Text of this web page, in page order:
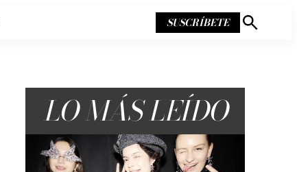
SUSCRÍBETE
Mostrar
LO MÁS LEÍDO